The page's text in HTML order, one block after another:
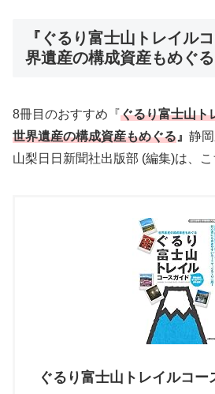
『ぐるり富士山トレイル
界遺産の構成資産もめぐる
8冊目のおすすめ『ぐるり富士山
世界遺産の構成資産もめぐる 』 静
山梨日日新聞社出版部 (編集)は、
ぐるり富士山トレイルコ